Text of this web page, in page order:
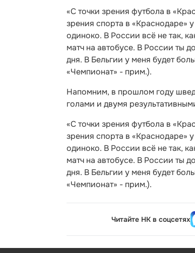
«С точки зрения футбола в
зрения спорта в «Краснодаре»
одиноко. В России всё не так,
матч на автобусе. В России ты
дня. В Бельгии у меня будет
«Чемпионат» - прим.).
Напомним, в прошлом году
голами и двумя
«С точки зрения футбола в
зрения спорта в «Краснодаре»
одиноко. В России всё не так,
матч на автобусе. В России ты
дня. В Бельгии у меня будет
«Чемпионат» - прим.).
Читайте НК в соцсетях